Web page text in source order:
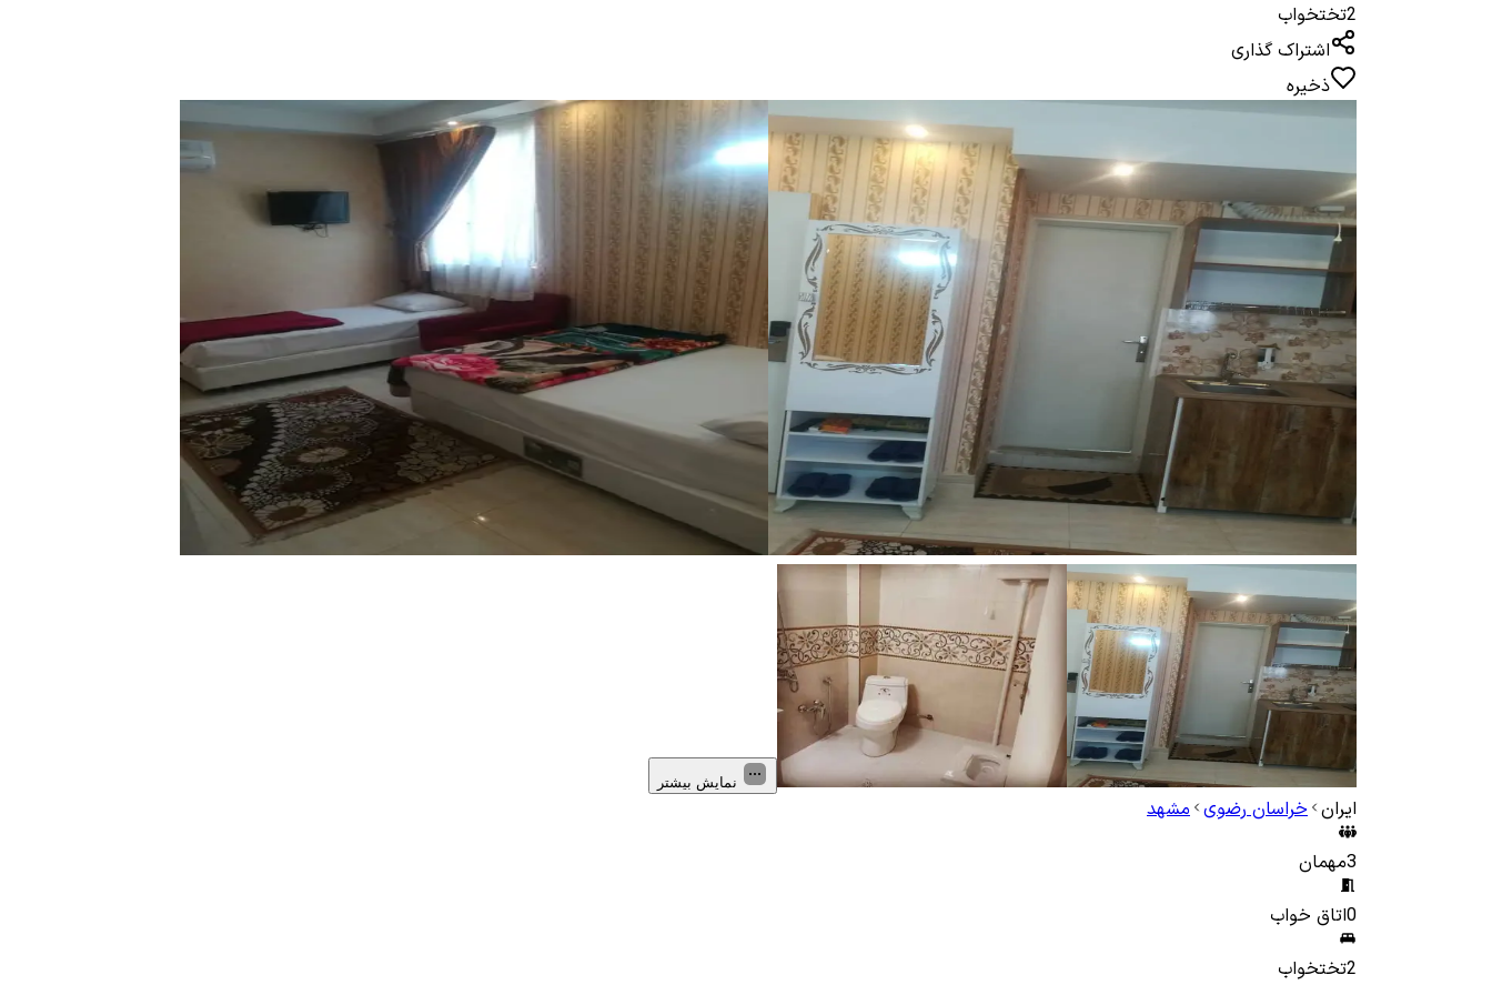
2تختخواب
اشتراک گذاری
ذخیره
نمایش بیشتر
ایران خراسان رضوی مشهد
3مهمان
0اتاق خواب
2تختخواب